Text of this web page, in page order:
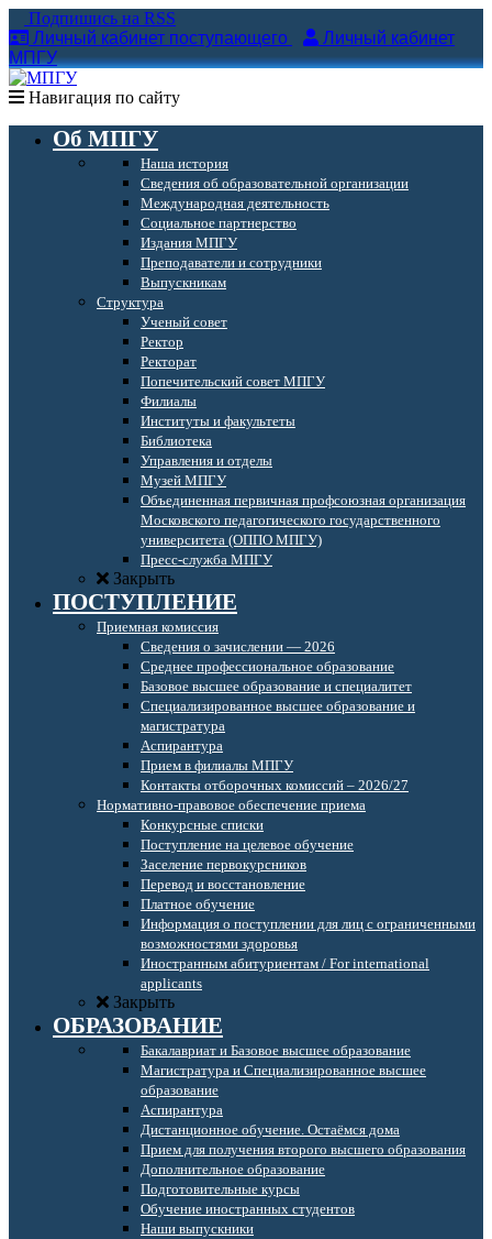
Подпишись на RSS
Личный кабинет поступающего
Личный кабинет
МПГУ
Навигация по сайту
Об МПГУ
Наша история
Сведения об образовательной организации
Международная деятельность
Социальное партнерство
Издания МПГУ
Преподаватели и сотрудники
Выпускникам
Структура
Ученый совет
Ректор
Ректорат
Попечительский совет МПГУ
Филиалы
Институты и факультеты
Библиотека
Управления и отделы
Музей МПГУ
Объединенная первичная профсоюзная организация
Московского педагогического государственного
университета (ОППО МПГУ)
Пресс-служба МПГУ
Закрыть
ПОСТУПЛЕНИЕ
Приемная комиссия
Сведения о зачислении — 2026
Среднее профессиональное образование
Базовое высшее образование и специалитет
Специализированное высшее образование и
магистратура
Аспирантура
Прием в филиалы МПГУ
Контакты отборочных комиссий – 2026/27
Нормативно-правовое обеспечение приема
Конкурсные списки
Поступление на целевое обучение
Заселение первокурсников
Перевод и восстановление
Платное обучение
Информация о поступлении для лиц с ограниченными
возможностями здоровья
Иностранным абитуриентам / For international
applicants
Закрыть
ОБРАЗОВАНИЕ
Бакалавриат и Базовое высшее образование
Магистратура и Специализированное высшее
образование
Аспирантура
Дистанционное обучение. Остаёмся дома
Прием для получения второго высшего образования
Дополнительное образование
Подготовительные курсы
Обучение иностранных студентов
Наши выпускники